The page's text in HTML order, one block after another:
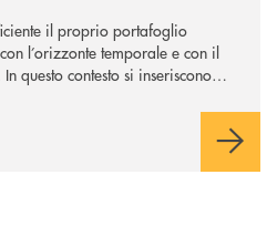
il proprio portafoglio
l’orizzonte temporale e con il
questo contesto si inseriscono
pensate per accompagnare